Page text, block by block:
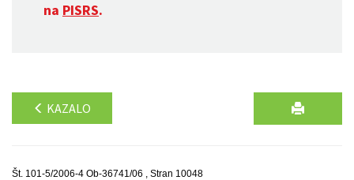
na PISRS.
KAZALO
Št. 101-5/2006-4 Ob-36741/06 , Stran 10048